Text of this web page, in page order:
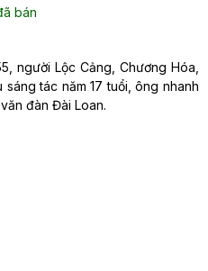
bán
người Lộc Cảng, Chương Hóa,
tác năm 17 tuổi, ông nhanh
đàn Đài Loan.